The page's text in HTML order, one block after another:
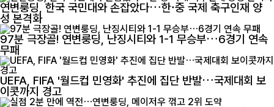
연변룽딩, 한국 국민대와 손잡았다…한·중 국제 축구인재 양
성 본격화
97분 극장골! 연변룽딩, 난징시티와 1-1 무승부…6경기 연속
무패
UEFA, FIFA '월드컵 민영화' 추진에 집단 반발…국제대회 보
이콧까지 경고